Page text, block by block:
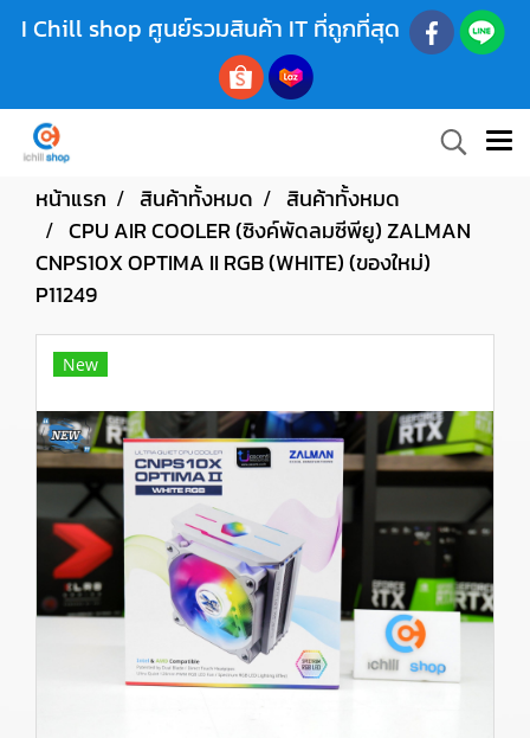
I Chill shop ศูนย์รวมสินค้า IT ที่ถูกที่สุด
หน้าแรก สินค้าทั้งหมด
สินค้าทั้งหมด
CPU AIR COOLER (ซิงค์พัดลมซีพียู) ZALMAN
CNPS10X OPTIMA II RGB (WHITE) (ของใหม่)
P11249
New